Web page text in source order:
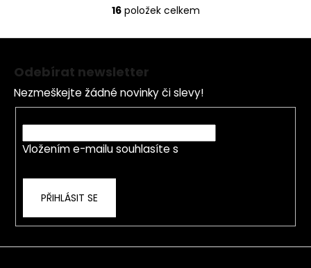
O
v
a
c
í
p
r
ý
p
16položek celkem
Odebírat newsletter
Nezmeškejte žádné novinky či slevy!
Vložením e-mailu souhlasíte s
PŘIHLÁSIT SE